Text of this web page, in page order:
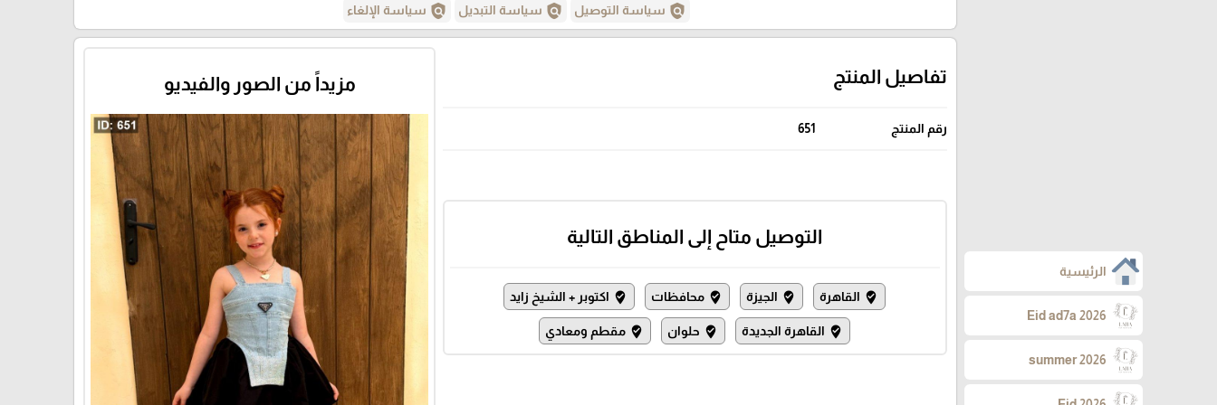
الرئيسية
Eid ad7a 2026
summer 2026
policy سياسة التوصيل policy سياسة التبديل policy سياسة الإلغاء
تفاصيل المنتج
رقم المنتج 651
التوصيل متاح إلى المناطق التالية
where_to_vote القاهرة where_to_vote الجيزة where_to_vote محافظات where_to_vote اكتوبر + الشيخ زايد
where_to_vote القاهرة الجديدة where_to_vote حلوان where_to_vote مقطم ومعادي
مزيداً من الصور والفيديو